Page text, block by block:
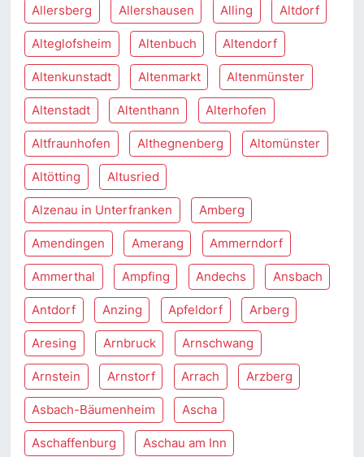
Allersberg Allershausen Alling Altdorf
Alteglofsheim Altenbuch Altendorf
Altenkunstadt Altenmarkt Altenmünster
Altenstadt Altenthann Alterhofen
Altfraunhofen Althegnenberg Altomünster
Altötting Altusried
Alzenau in Unterfranken Amberg
Amendingen Amerang Ammerndorf
Ammerthal Ampfing Andechs Ansbach
Antdorf Anzing Apfeldorf Arberg
Aresing Arnbruck Arnschwang
Arnstein Arnstorf Arrach Arzberg
Asbach-Bäumenheim Ascha
Aschaffenburg Aschau am Inn